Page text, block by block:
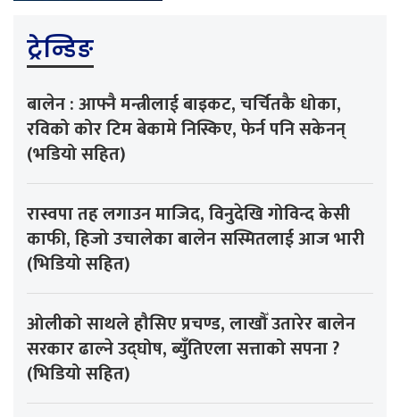
ट्रेन्डिङ
बालेन : आफ्नै मन्त्रीलाई बाइकट, चर्चितकै धोका,
रविको कोर टिम बेकामे निस्किए, फेर्न पनि सकेनन्
(भडियो सहित)
रास्वपा तह लगाउन माजिद, विनुदेखि गोविन्द केसी
काफी, हिजो उचालेका बालेन सस्मितलाई आज भारी
(भिडियो सहित)
ओलीको साथले हौसिए प्रचण्ड, लाखौँ उतारेर बालेन
सरकार ढाल्ने उद्घोष, ब्युँतिएला सत्ताको सपना ?
(भिडियो सहित)